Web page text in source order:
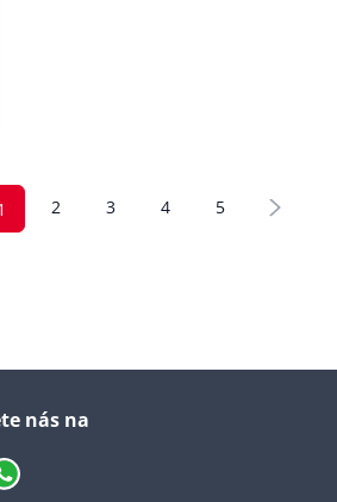
2 3 4 5
nás na